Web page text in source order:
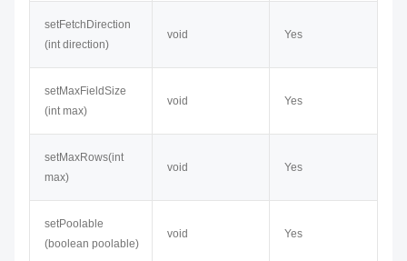
setFetchDirection​
(int direction)
void Yes
setMaxFieldSize​
(int max)
void Yes
setMaxRows​(int
max)
void Yes
setPoolable​
(boolean poolable)
void Yes